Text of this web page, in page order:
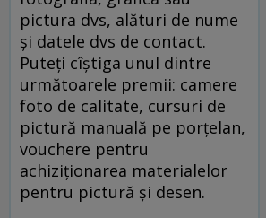
pictura dvs, alături de nume
şi datele dvs de contact.
Puteţi cîştiga unul dintre
următoarele premii: camere
foto de calitate, cursuri de
pictură manuală pe porţelan,
vouchere pentru
achiziţionarea materialelor
pentru pictură şi desen.